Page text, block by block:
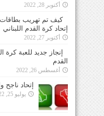
أكتوبر 28, 2022
كيف تم تهريب بطاقات
إتحاد كرة القدم اللبناني
أكتوبر 27, 2022
إنجاز جديد للعبة
القدم
أغسطس 26, 2022
إتحاد ناجح
يوليو 25, 2022